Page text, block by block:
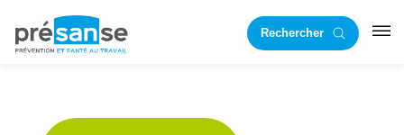
principale
RechercherRST